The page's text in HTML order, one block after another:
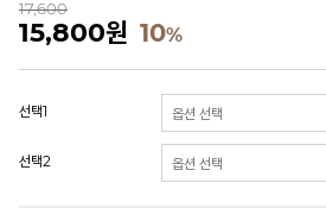
17,600
15,800원 10%
선택1
선택2